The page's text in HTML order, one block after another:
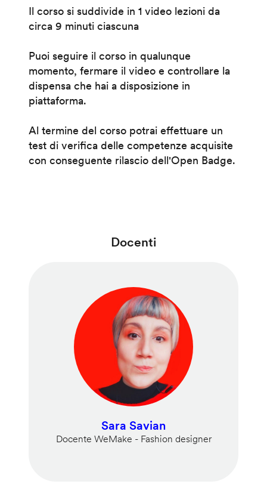
Il corso si suddivide in 1 video lezioni da
circa 9 minuti ciascuna
Puoi seguire il corso in qualunque
momento, fermare il video e controllare la
dispensa che hai a disposizione in
piattaforma.
Al termine del corso potrai effettuare un
test di verifica delle competenze acquisite
con conseguente rilascio dell'Open Badge.
Docenti
Sara Savian
Docente WeMake - Fashion designer